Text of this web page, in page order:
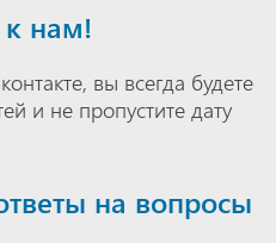
к нам!
вы всегда будете
и не пропустите дату
на вопросы